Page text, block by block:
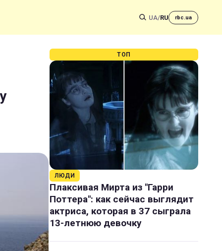
UA/RU rbc.ua
ТОП
ЛЮДИ
Плаксивая Мирта из "Гарри
Поттера": как сейчас выглядит
актриса, которая в 37 сыграла
13-летнюю девочку